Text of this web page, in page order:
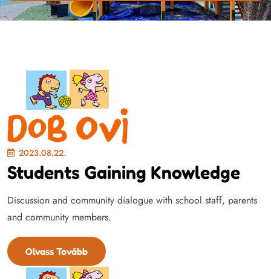
2023.08.22.
Students Gaining Knowledge
Discussion and community dialogue with school staff, parents
and community members.
Olvass Tovább